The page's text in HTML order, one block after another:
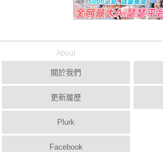
About
關於我們
更新履歷
Plurk
Facebook